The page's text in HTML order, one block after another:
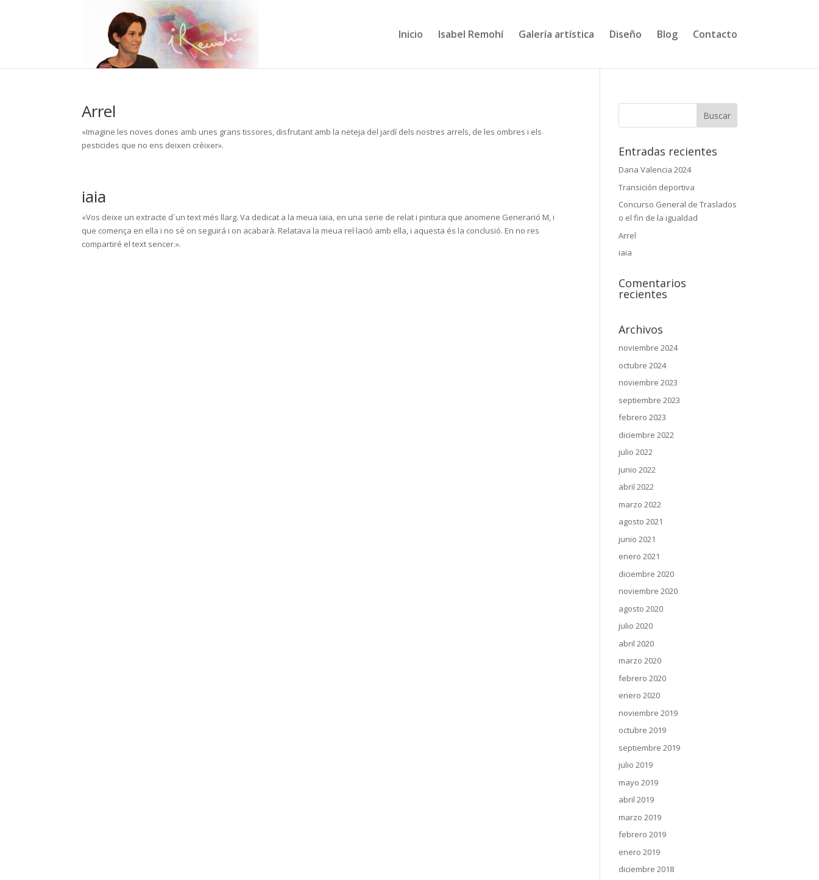
Inicio Isabel Remohí Galería artística Diseño Blog Contacto
Arrel
«Imagine les noves dones amb unes grans tissores, disfrutant amb la neteja del jardí dels nostres arrels, de les ombres i els
pesticides que no ens deixen crèixer».
iaia
«Vos deixe un extracte d´un text més llarg. Va dedicat a la meua iaia, en una serie de relat i pintura que anomene Generarió M, i
que comença en ella i no sé on seguirá i on acabarà. Relatava la meua rel·lació amb ella, i aquesta és la conclusió. En no res
compartiré el text sencer.».
Entradas recientes
Dana Valencia 2024
Transición deportiva
Concurso General de Traslados
o el fin de la igualdad
Arrel
iaia
Comentarios
recientes
Archivos
noviembre 2024
octubre 2024
noviembre 2023
septiembre 2023
febrero 2023
diciembre 2022
julio 2022
junio 2022
abril 2022
marzo 2022
agosto 2021
junio 2021
enero 2021
diciembre 2020
noviembre 2020
agosto 2020
julio 2020
abril 2020
marzo 2020
febrero 2020
enero 2020
noviembre 2019
octubre 2019
septiembre 2019
julio 2019
mayo 2019
abril 2019
marzo 2019
febrero 2019
enero 2019
diciembre 2018